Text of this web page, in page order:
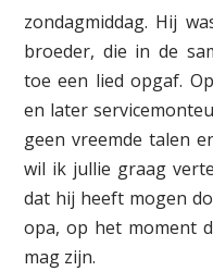
zondagmiddag. Hij
broeder, die in de
toe een lied opgaf.
en later
geen vreemde talen
wil ik jullie graag
dat hij heeft mogen
opa, op het moment
mag zijn.